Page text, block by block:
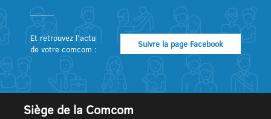
Et retrouvez l’actu
de votre comcom :
Suivre la page Facebook
Siège de la Comcom